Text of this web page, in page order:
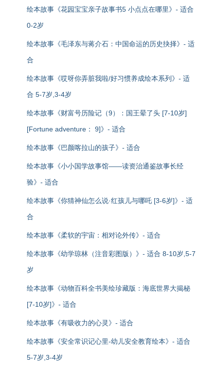
绘本故事《花园宝宝亲子故事书5 小点点在哪里》- 适合
0-2岁
绘本故事《毛泽东与蒋介石：中国命运的历史抉择》- 适
合
绘本故事《哎呀你弄脏我啦/好习惯养成绘本系列》- 适
合 5-7岁,3-4岁
绘本故事《财富号历险记（9）：国王晕了头 [7-10岁]
[Fortune adventure： 9]》- 适合
绘本故事《巴颜喀拉山的孩子》- 适合
绘本故事《小小国学故事馆——读资治通鉴故事长经
验》- 适合
绘本故事《你猜神仙怎么说·红孩儿与哪吒 [3-6岁]》- 适
合
绘本故事《柔软的宇宙：相对论外传》- 适合
绘本故事《幼学琼林（注音彩图版）》- 适合 8-10岁,5-7
岁
绘本故事《动物百科全书美绘珍藏版：海底世界大揭秘
[7-10岁]》- 适合
绘本故事《有吸收力的心灵》- 适合
绘本故事《安全常识记心里-幼儿安全教育绘本》- 适合
5-7岁,3-4岁